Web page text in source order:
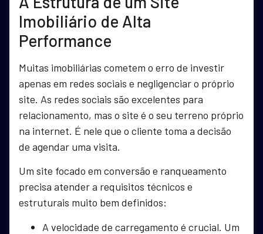
Imobiliário de Alta
Performance
Muitas imobiliárias cometem o erro de investir
apenas em redes sociais e negligenciar o próprio
site. As redes sociais são excelentes para
relacionamento, mas o site é o seu terreno próprio
na internet. É nele que o cliente toma a decisão
de agendar uma visita.
Um site focado em conversão e ranqueamento
precisa atender a requisitos técnicos e
estruturais muito bem definidos:
A velocidade de carregamento é crucial. Um